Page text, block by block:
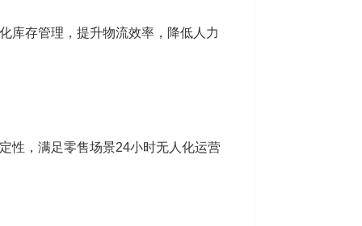
库存管理，提升物流效率，降低人力
性，满足零售场景24小时无人化运营